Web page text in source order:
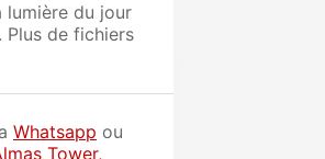
lumière du jour
Plus de fichiers
Whatsapp ou
Tower,